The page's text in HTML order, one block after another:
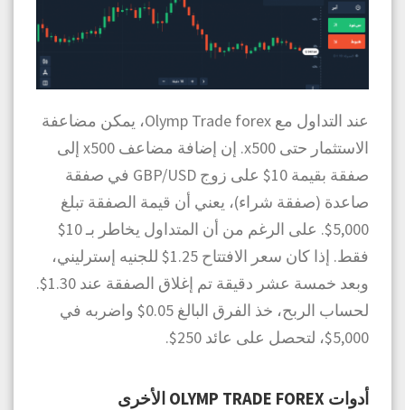
عند التداول مع Olymp Trade forex، يمكن مضاعفة
الاستثمار حتى x500. إن إضافة مضاعف x500 إلى
صفقة بقيمة 10$ على زوج GBP/USD في صفقة
صاعدة (صفقة شراء)، يعني أن قيمة الصفقة تبلغ
5,000$. على الرغم من أن المتداول يخاطر بـ 10$
فقط. إذا كان سعر الافتتاح 1.25$ للجنيه إسترليني،
وبعد خمسة عشر دقيقة تم إغلاق الصفقة عند 1.30$.
لحساب الربح، خذ الفرق البالغ 0.05$ واضربه في
5,000$، لتحصل على عائد 250$.
أدوات OLYMP TRADE FOREX الأخرى